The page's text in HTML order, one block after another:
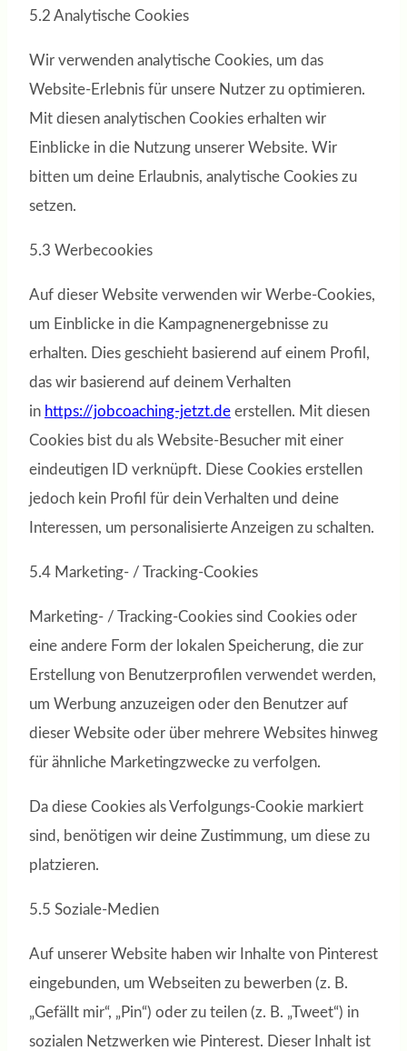
5.2 Analytische Cookies
Wir verwenden analytische Cookies, um das
Website-Erlebnis für unsere Nutzer zu optimieren.
Mit diesen analytischen Cookies erhalten wir
Einblicke in die Nutzung unserer Website. Wir
bitten um deine Erlaubnis, analytische Cookies zu
setzen.
5.3 Werbecookies
Auf dieser Website verwenden wir Werbe-Cookies,
um Einblicke in die Kampagnenergebnisse zu
erhalten. Dies geschieht basierend auf einem Profil,
das wir basierend auf deinem Verhalten
in https://jobcoaching-jetzt.de erstellen. Mit diesen
Cookies bist du als Website-Besucher mit einer
eindeutigen ID verknüpft. Diese Cookies erstellen
jedoch kein Profil für dein Verhalten und deine
Interessen, um personalisierte Anzeigen zu schalten.
5.4 Marketing- / Tracking-Cookies
Marketing- / Tracking-Cookies sind Cookies oder
eine andere Form der lokalen Speicherung, die zur
Erstellung von Benutzerprofilen verwendet werden,
um Werbung anzuzeigen oder den Benutzer auf
dieser Website oder über mehrere Websites hinweg
für ähnliche Marketingzwecke zu verfolgen.
Da diese Cookies als Verfolgungs-Cookie markiert
sind, benötigen wir deine Zustimmung, um diese zu
platzieren.
5.5 Soziale-Medien
Auf unserer Website haben wir Inhalte von Pinterest
eingebunden, um Webseiten zu bewerben (z. B.
„Gefällt mir“, „Pin“) oder zu teilen (z. B. „Tweet“) in
sozialen Netzwerken wie Pinterest. Dieser Inhalt ist